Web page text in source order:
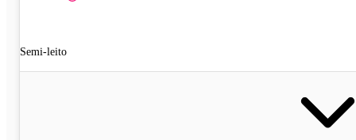
Semi-leito